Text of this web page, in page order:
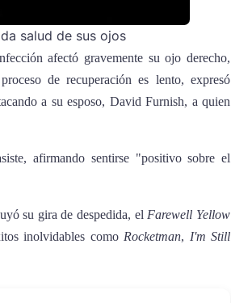
Juventud 2025 con un
versión de A Medio Vivir
mejor pagado de la
nominación a los Latin
salud de sus ojos
afectó gravemente su ojo derecho,
de recuperación es lento, expresó
a su esposo, David Furnish, a quien
afirmando sentirse "positivo sobre el
su gira de despedida, el Farewell Yellow
inolvidables como Rocketman, I'm Still